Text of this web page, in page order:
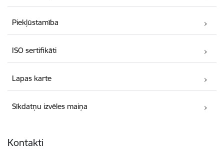
Piekļūstamība
ISO sertifikāti
Lapas karte
Sīkdatņu izvēles maiņa
Kontakti